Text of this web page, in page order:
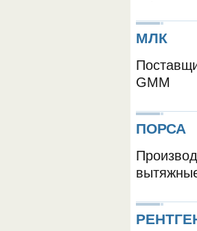
ОБОРУДОВАНИЯ МЕДКОМ
МЛК
GMM
ПОРСА